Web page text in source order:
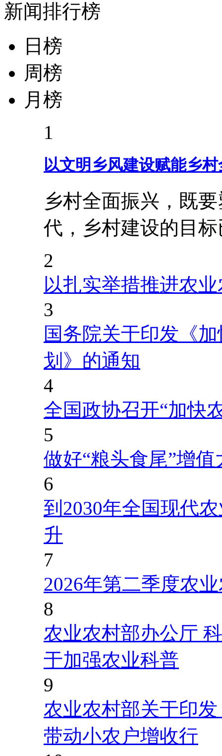
新闻排行榜
日榜
周榜
月榜
1
以文明乡风建设赋能乡
乡村全面振兴，既
代，乡村建设的目
2
以扎实举措推进农
3
国务院关于印发《
划》的通知
4
全国政协召开“加快
5
做好“粮头食尾”增值
6
到2030年全国现代
升
7
2026年第二季度农
8
农业农村部办公厅
于加强农业科普
9
农业农村部关于印
带动小农户增收行